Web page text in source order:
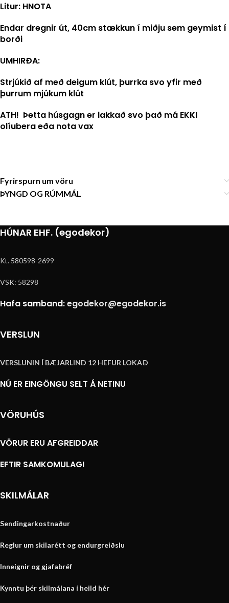
Litur: HNOTA
Endar dregnir út, 40cm stækkun í miðju sem geymist í
borði
UMHIRÐA:
Strjúkið af með deigum klút, þurrka svo yfir með
þurrum mjúkum klút
ATH! Þetta húsgagn er lakkað svo það má EKKI
olíubera eða nota vax
Fyrirspurn um vöru
ÞYNGD OG RÚMMÁL
HÚNAR EHF. (egodekor)
Kt. 580598-2699
VSK: 58298
Hafa samband:egodekor@egodekor.is
VERSLUN
VERSLUNIN Í BÆJARLIND 12 HEFUR LOKAÐ
NÚ ER EINGÖNGU SELT Á NETINU
VÖRUHÚS
VÖRUR ERU AFGREIDDAR
EFTIR SAMKOMULAGI
SKILMÁLAR
Sendingarkostnaður
Reglur um skilarétt og endurgreiðslu
Inneignir og gjafabréf
Kynntu þér skilmálana í heild hér